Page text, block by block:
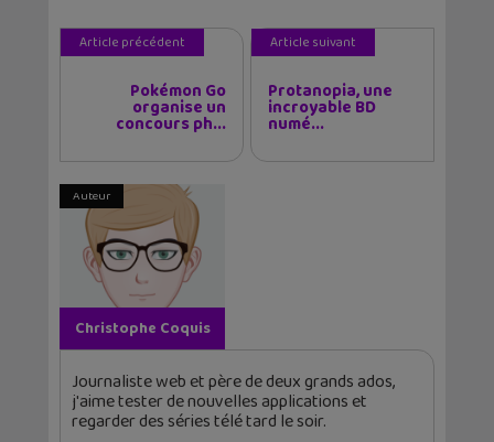
Article précédent
Pokémon Go
organise un
concours ph...
Article suivant
Protanopia, une
incroyable BD
numé...
Auteur
Christophe Coquis
Journaliste web et père de deux grands ados,
j'aime tester de nouvelles applications et
regarder des séries télé tard le soir.